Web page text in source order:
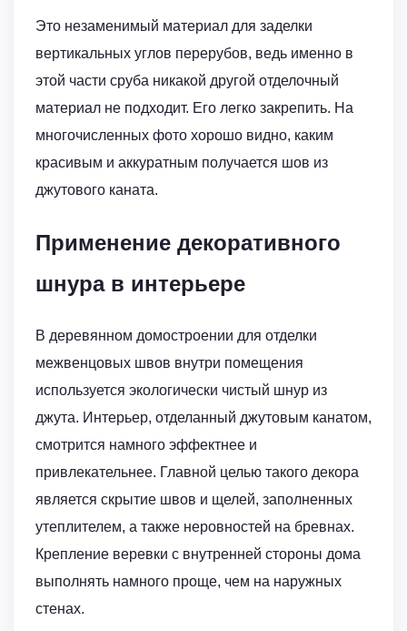
Это незаменимый материал для заделки
вертикальных углов перерубов, ведь именно в
этой части сруба никакой другой отделочный
материал не подходит. Его легко закрепить. На
многочисленных фото хорошо видно, каким
красивым и аккуратным получается шов из
джутового каната.
Применение декоративного
шнура в интерьере
В деревянном домостроении для отделки
межвенцовых швов внутри помещения
используется экологически чистый шнур из
джута. Интерьер, отделанный джутовым канатом,
смотрится намного эффектнее и
привлекательнее. Главной целью такого декора
является скрытие швов и щелей, заполненных
утеплителем, а также неровностей на бревнах.
Крепление веревки с внутренней стороны дома
выполнять намного проще, чем на наружных
стенах.